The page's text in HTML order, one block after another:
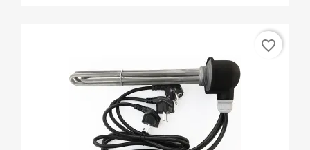
favorite_border